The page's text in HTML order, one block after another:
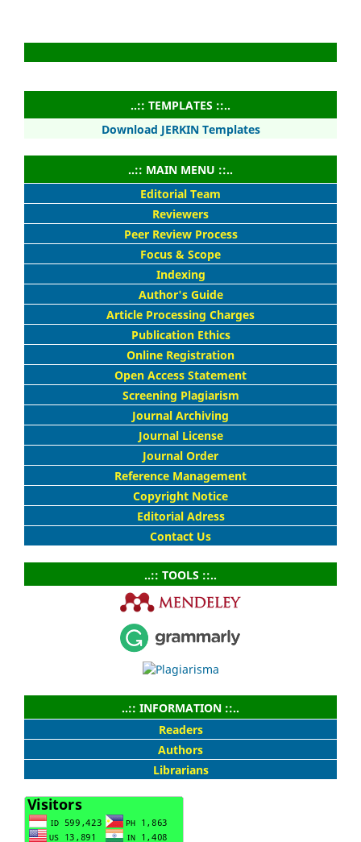
..:: TEMPLATES ::..
Download JERKIN Templates
..:: MAIN MENU ::..
Editorial Team
Reviewers
Peer Review Process
Focus & Scope
Indexing
Author's Guide
Article Processing Charges
Publication Ethics
Online Registration
Open Access Statement
Screening Plagiarism
Journal Archiving
Journal License
Journal Order
Reference Management
Copyright Notice
Editorial Adress
Contact Us
..:: TOOLS ::..
..:: INFORMATION ::..
Readers
Authors
Librarians